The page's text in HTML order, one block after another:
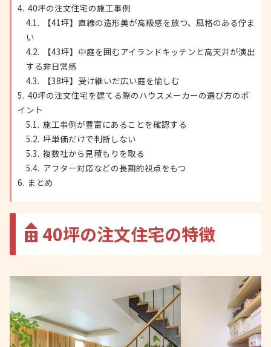
40坪の注文住宅の施工事例
【41坪】直線の造形美が高級感を放つ、風格のある佇ま
い
【43坪】中庭を囲むアイランドキッチンと高天井が演出
する非日常感
【38坪】受け継いだ広い庭を愉しむ
40坪の注文住宅を建てる際のハウスメーカーの選び方のポ
イント
施工事例が豊富にあることを確認する
坪単価だけで判断しない
複数社から見積もりを取る
アフター対応などの長期的視点をもつ
まとめ
40坪の注文住宅の特徴